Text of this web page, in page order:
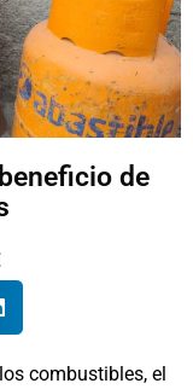
de
combustibles, el